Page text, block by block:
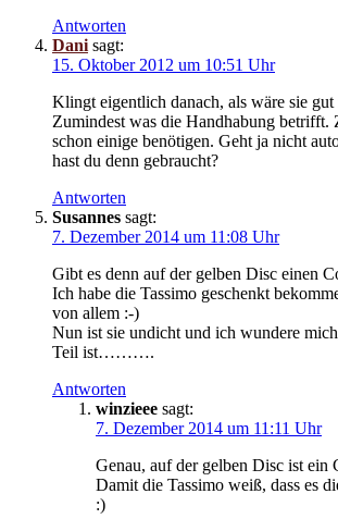
Antworten
Dani sagt:
15. Oktober 2012 um 10:51 Uhr
Klingt eigentlich danach, als wäre sie gut
Zumindest was die Handhabung betrifft.
schon einige benötigen. Geht ja nicht
hast du denn gebraucht?
Antworten
Susannes sagt:
7. Dezember 2014 um 11:08 Uhr
Gibt es denn auf der gelben Disc einen
Ich habe die Tassimo geschenkt
von allem :-)
Nun ist sie undicht und ich wundere
Teil ist……….
Antworten
winzieee sagt:
7. Dezember 2014 um 11:11 Uhr
Genau, auf der gelben Disc ist ein
Damit die Tassimo weiß, dass es
:)